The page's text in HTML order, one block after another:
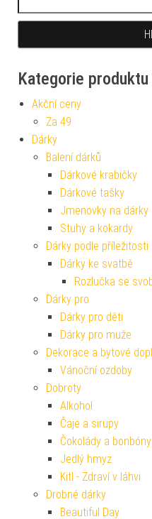
Kategorie produktu
Akční ceny
Za 49
Dárky
Balení dárků
Dárkové krabičky
Dárkové tašky
Jmenovky na dárky
Stuhy a kokardy
Dárky podle příležitosti
Dárky ke svatbě
Rozlučka se
Dárky pro
Dárky pro děti
Dárky pro muže
Dekorace a bytové
Vánoční ozdoby
Dobroty
Alkohol
Čaje a sirupy
Čokolády a bonbóny
Jedlý hmyz
Kitl - Zdraví v láhvi
Drobné dárky
Beautiful Day